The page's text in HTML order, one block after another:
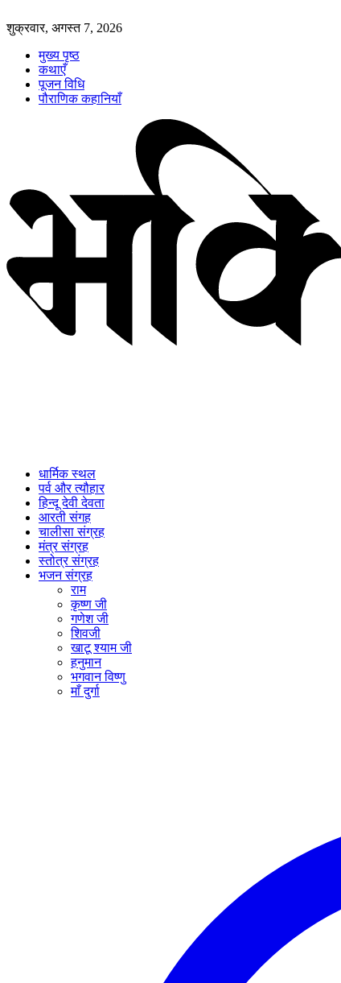
शुक्रवार, अगस्त 7, 2026
मुख्य पृष्ठ
कथाएँ
पूजन विधि
पौराणिक कहानियाँ
धार्मिक स्थल
पर्व और त्यौहार
हिन्दू देवी देवता
आरती संगह
चालीसा संग्रह
मंत्र संग्रह
स्तोत्र संग्रह
भजन संग्रह
राम
कृष्ण जी
गणेश जी
शिवजी
खाटू श्याम जी
हनुमान
भगवान विष्णु
माँ दुर्गा